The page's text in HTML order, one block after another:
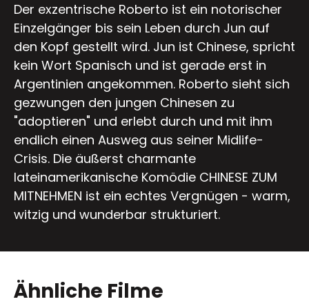
Der exzentrische Roberto ist ein notorischer
Einzelgänger bis sein Leben durch Jun auf
den Kopf gestellt wird. Jun ist Chinese, spricht
kein Wort Spanisch und ist gerade erst in
Argentinien angekommen. Roberto sieht sich
gezwungen den jungen Chinesen zu
"adoptieren" und erlebt durch und mit ihm
endlich einen Ausweg aus seiner Midlife-
Crisis. Die äußerst charmante
lateinamerikanische Komödie CHINESE ZUM
MITNEHMEN ist ein echtes Vergnügen - warm,
witzig und wunderbar strukturiert.
Ähnliche Filme